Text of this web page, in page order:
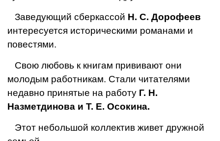
Заведующий сберкассой Н. С. Дорофеев
интересуется историче­скими романами и
повестями.
Свою любовь к книгам приви­вают они
молодым работникам. Стали читателями
недавно при­нятые на работу Г. Н.
Назметдинова и Т. Е. Осокина.
Этот небольшой коллектив жи­вет дружной